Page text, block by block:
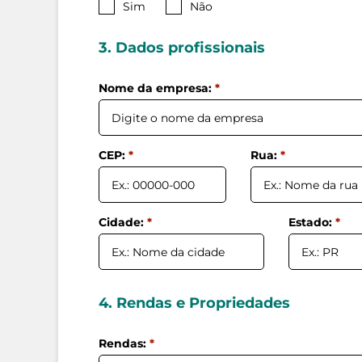
Sim
Não
3. Dados profissionais
Nome da empresa: *
CEP: * Rua:*
Cidade: * Estado:*
4. Dados do cônjuge
Nome completo:
4. Rendas e Propriedades
Rendas: *